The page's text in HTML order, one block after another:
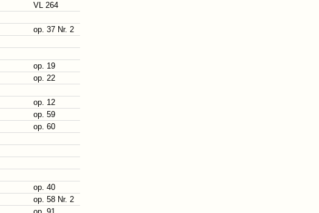
VL 264
op. 37 Nr. 2
op. 19
op. 22
op. 12
op. 59
op. 60
op. 40
op. 58 Nr. 2